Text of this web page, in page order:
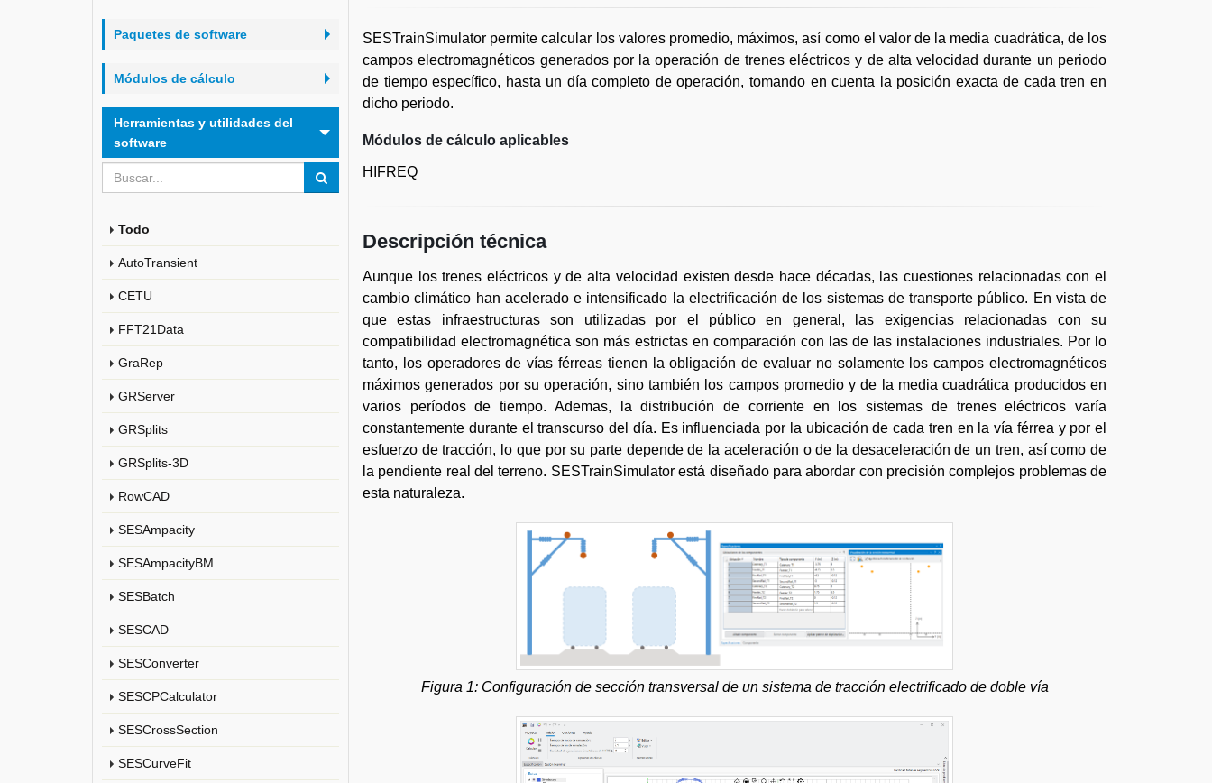
Paquetes de software
Módulos de cálculo
Herramientas y utilidades del
software
Todo
AutoTransient
CETU
FFT21Data
GraRep
GRServer
GRSplits
GRSplits-3D
RowCAD
SESAmpacity
SESAmpacityBM
SESBatch
SESCAD
SESConverter
SESCPCalculator
SESCrossSection
SESCurveFit
SESTrainSimulator permite calcular los valores promedio, máximos, así como el valor de la media cuadrática, de los
campos electromagnéticos generados por la operación de trenes eléctricos y de alta velocidad durante un periodo
de tiempo específico, hasta un día completo de operación, tomando en cuenta la posición exacta de cada tren en
dicho periodo.
Módulos de cálculo aplicables
HIFREQ
Descripción técnica
Aunque los trenes eléctricos y de alta velocidad existen desde hace décadas, las cuestiones relacionadas con el
cambio climático han acelerado e intensificado la electrificación de los sistemas de transporte público. En vista de
que estas infraestructuras son utilizadas por el público en general, las exigencias relacionadas con su
compatibilidad electromagnética son más estrictas en comparación con las de las instalaciones industriales. Por lo
tanto, los operadores de vías férreas tienen la obligación de evaluar no solamente los campos electromagnéticos
máximos generados por su operación, sino también los campos promedio y de la media cuadrática producidos en
varios períodos de tiempo. Ademas, la distribución de corriente en los sistemas de trenes eléctricos varía
constantemente durante el transcurso del día. Es influenciada por la ubicación de cada tren en la vía férrea y por el
esfuerzo de tracción, lo que por su parte depende de la aceleración o de la desaceleración de un tren, así como de
la pendiente real del terreno. SESTrainSimulator está diseñado para abordar con precisión complejos problemas de
esta naturaleza.
Figura 1: Configuración de sección transversal de un sistema de tracción electrificado de doble vía